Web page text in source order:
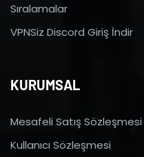
Sıralamalar
VPNSiz Discord Giriş İndir
KURUMSAL
Mesafeli Satış Sözleşmesi
Kullanıcı Sözleşmesi